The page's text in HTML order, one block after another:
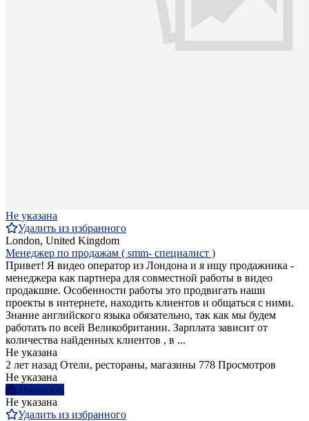
Не указана
Удалить из избранного
London, United Kingdom
Менеджер по продажам ( smm- специалист )
Привет! Я видео оператор из Лондона и я ищу продажника -
менеджера как партнера для совместной работы в видео
продакшне. Особенности работы это продвигать наши
проекты в интернете, находить клиентов и общаться с ними.
Знание английского языка обязательно, так как мы будем
работать по всей Великобритании. Зарплата зависит от
количества найденных клиентов , в ...
Не указана
2 лет назад Отели, рестораны, магазины 778 Просмотров
Не указана
Написать
Не указана
Удалить из избранного